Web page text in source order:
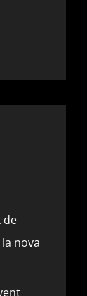
de
nova